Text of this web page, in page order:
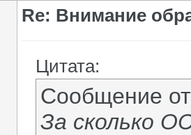
Re: Внимание
Цитата:
Сообщение
За сколько